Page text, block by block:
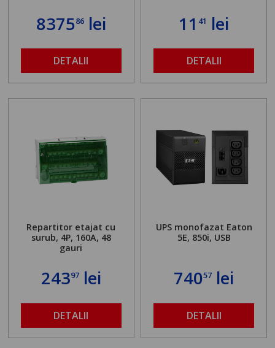
837586lei
DETALII
11 41 lei
DETALII
Repartitor etajat cu
surub, 4P, 160A, 48
gauri
24397lei
DETALII
UPS monofazat Eaton
5E, 850i, USB
74057 lei
DETALII